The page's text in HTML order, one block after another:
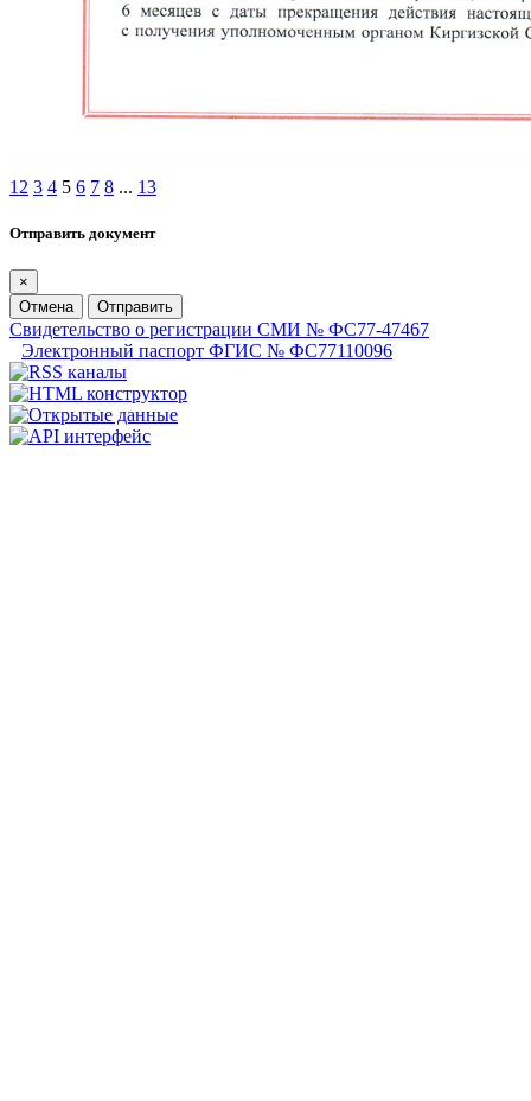
1 2 3 4 5 6 7 8 ... 13
Отправить документ
×
Отмена
Отправить
Свидетельство о регистрации СМИ № ФС77-47467
Электронный паспорт ФГИС № ФС77110096